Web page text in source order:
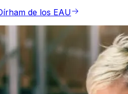
de los EAU